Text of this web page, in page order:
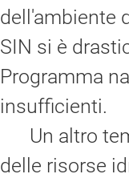
dell'ambiente
SIN si è
Programma
insufficienti.
Un altro
delle risorse